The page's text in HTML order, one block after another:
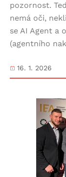
pozornost.
nemá oči,
se AI Agent a
(agentního
16. 1. 2026